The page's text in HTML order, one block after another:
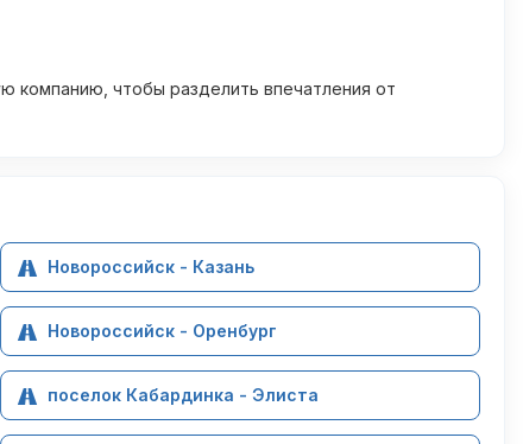
компанию, чтобы разделить впечатления от
Новороссийск - Казань
Новороссийск - Оренбург
поселок Кабардинка - Элиста